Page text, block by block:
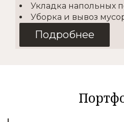
Укладка напольных
Уборка и вывоз
Подробнее
Покупка материалов